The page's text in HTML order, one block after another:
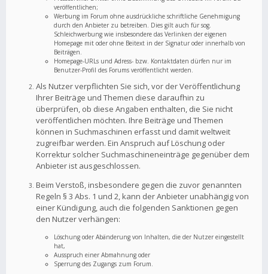
veröffentlichen;
Werbung im Forum ohne ausdrückliche schriftliche Genehmigung
durch den Anbieter zu betreiben. Dies gilt auch für sog.
Schleichwerbung wie insbesondere das Verlinken der eigenen
Homepage mit oder ohne Beitext in der Signatur oder innerhalb von
Beiträgen.
Homepage-URLs und Adress- bzw. Kontaktdaten dürfen nur im
Benutzer-Profil des Forums veröffentlicht werden.
Als Nutzer verpflichten Sie sich, vor der Veröffentlichung
Ihrer Beiträge und Themen diese daraufhin zu
überprüfen, ob diese Angaben enthalten, die Sie nicht
veröffentlichen möchten. Ihre Beiträge und Themen
können in Suchmaschinen erfasst und damit weltweit
zugreifbar werden. Ein Anspruch auf Löschung oder
Korrektur solcher Suchmaschineneinträge gegenüber dem
Anbieter ist ausgeschlossen.
Beim Verstoß, insbesondere gegen die zuvor genannten
Regeln § 3 Abs. 1 und 2, kann der Anbieter unabhängig von
einer Kündigung, auch die folgenden Sanktionen gegen
den Nutzer verhängen:
Löschung oder Abänderung von Inhalten, die der Nutzer eingestellt
hat,
Ausspruch einer Abmahnung oder
Sperrung des Zugangs zum Forum.